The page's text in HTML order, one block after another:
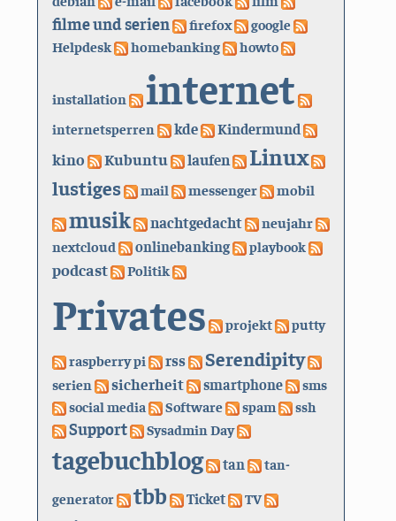
filme und serien firefox
google
Helpdesk
homebanking howto
installation internet
internetsperren kde Kindermund
kino Kubuntu laufen Linux
lustiges mail messenger mobil
musik nachtgedacht neujahr
nextcloud onlinebanking playbook
podcast Politik
Privates projekt putty
raspberry pi rss Serendipity
serien sicherheit smartphone
sms
social media
Software spam ssh
Support Sysadmin Day
tagebuchblog tan
tan-
generator
tbb Ticket TV